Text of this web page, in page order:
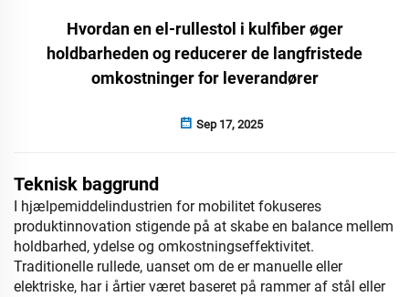
Hvordan en el-rullestol i kulfiber øger
holdbarheden og reducerer de langfristede
omkostninger for leverandører
Sep 17, 2025
Teknisk baggrund
I hjælpemiddelindustrien for mobilitet fokuseres
produktinnovation stigende på at skabe en balance mellem
holdbarhed, ydelse og omkostningseffektivitet.
Traditionelle rullede, uanset om de er manuelle eller
elektriske, har i årtier været baseret på rammer af stål eller